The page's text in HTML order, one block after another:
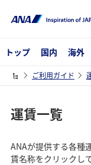
トップ 国内 海外
ご利用ガイド
運賃一覧
ANAが提供する各種
賃名称をクリックし